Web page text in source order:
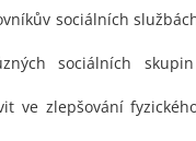
sociálních
sociálních
ve zlepšování